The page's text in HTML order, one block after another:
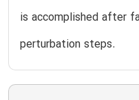
is accomplished after
perturbation steps.